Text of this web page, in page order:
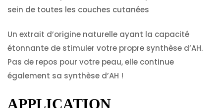
sein de toutes les couches cutanées
Un extrait d’origine naturelle ayant la capacité
étonnante de stimuler votre propre synthèse d’AH.
Pas de repos pour votre peau, elle continue
également sa synthèse d’AH !
APPLICATION